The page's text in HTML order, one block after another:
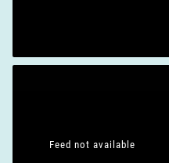
Feed not available